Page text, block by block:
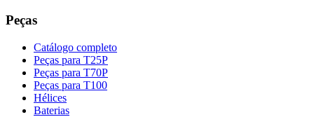
Peças
Catálogo completo
Peças para T25P
Peças para T70P
Peças para T100
Hélices
Baterias